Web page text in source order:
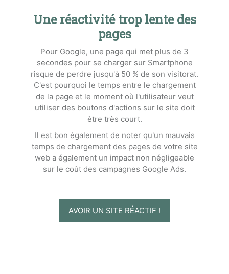
Une réactivité trop lente des
pages
Pour Google, une page qui met plus de 3
secondes pour se charger sur Smartphone
risque de perdre jusqu'à 50 % de son visitorat.
C'est pourquoi le temps entre le chargement
de la page et le moment où l'utilisateur veut
utiliser des boutons d'actions sur le site doit
être très court.
Il est bon également de noter qu'un mauvais
temps de chargement des pages de votre site
web a également un impact non négligeable
sur le coût des campagnes Google Ads.
AVOIR UN SITE RÉACTIF !